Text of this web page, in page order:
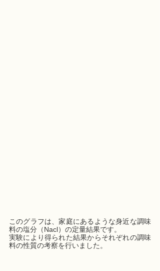
このグラフは、家庭にあるような身近な調味
料の塩分（Nacl）の定量結果です。
実験により得られた結果からそれぞれの調味
料の性質の考察を行いました。